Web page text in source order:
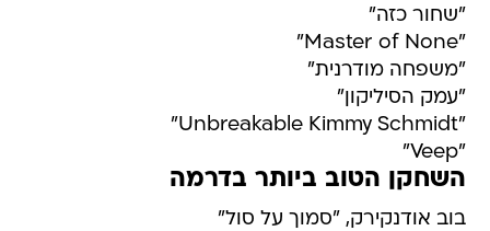
"שחור כזה"
"Master of None"
"משפחה מודרנית"
"עמק הסיליקון"
"Unbreakable Kimmy Schmidt"
"Veep"
השחקן הטוב ביותר בדרמה
בוב אודנקירק, "סמוך על סול"